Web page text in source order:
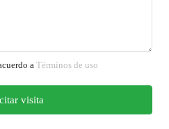
a Términos de uso
visita